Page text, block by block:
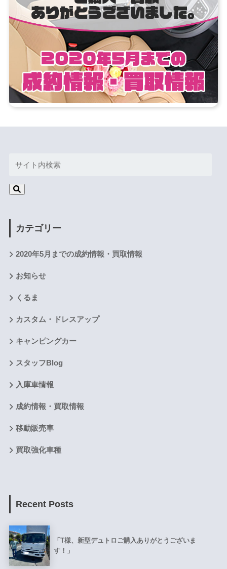
カテゴリー
2020年5月までの成約情報・買取情報
お知らせ
くるま
カスタム・ドレスアップ
キャンピングカー
スタッフBlog
入庫車情報
成約情報・買取情報
移動販売車
買取強化車種
Recent Posts
「T様、新型デュトロご購入ありがとうございま
す！」